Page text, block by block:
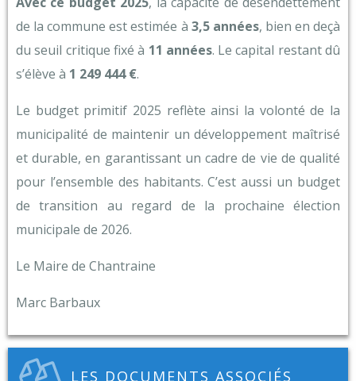
de la commune est estimée à 3,5 années, bien en deçà
du seuil critique fixé à 11 années. Le capital restant dû
s’élève à 1 249 444 €.
Le budget primitif 2025 reflète ainsi la volonté de la
municipalité de maintenir un développement maîtrisé
et durable, en garantissant un cadre de vie de qualité
pour l’ensemble des habitants. C’est aussi un budget
de transition au regard de la prochaine élection
municipale de 2026.
Le Maire de Chantraine
Marc Barbaux
LES DOCUMENTS ASSOCIÉS